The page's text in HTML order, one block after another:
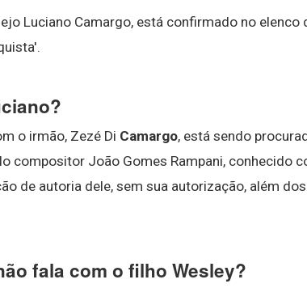
Luciano Camargo, está confirmado no elenco
o irmão, Zezé Di Camargo, está sendo
compositor João Gomes Rampani, conhecido
de autoria dele, sem sua autorização, além
fala com o filho Wesley?